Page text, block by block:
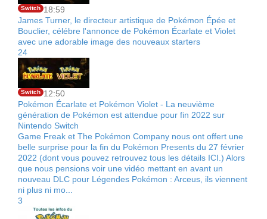
Switch 18:59
James Turner, le directeur artistique de Pokémon Épée et
Bouclier, célébre l'annonce de Pokémon Écarlate et Violet
avec une adorable image des nouveaux starters
24
Switch 12:50
Pokémon Écarlate et Pokémon Violet - La neuvième
génération de Pokémon est attendue pour fin 2022 sur
Nintendo Switch
Game Freak et The Pokémon Company nous ont offert une
belle surprise pour la fin du Pokémon Presents du 27 février
2022 (dont vous pouvez retrouvez tous les détails ICI.) Alors
que nous pensions voir une vidéo mettant en avant un
nouveau DLC pour Légendes Pokémon : Arceus, ils viennent
ni plus ni mo...
3